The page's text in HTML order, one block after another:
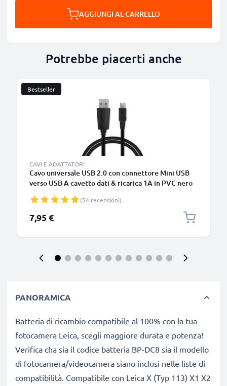
AGGIUNGI AL CARRELLO
Potrebbe piacerti anche
Bestseller
CAVI E ADATTATORI
Cavo universale USB 2.0 con connettore Mini USB
verso USB A cavetto dati & ricarica 1A in PVC nero
(54 recensioni)
7,95 €
PANORAMICA
Batteria di ricambio compatibile al 100% con la tua
fotocamera Leica, scegli maggiore durata e potenza!
Verifica cha sia il codice batteria BP-DC8 sia il modello
di fotocamera/videocamera siano inclusi nelle liste di
compatibilità. Compatibile con Leica X (Typ 113) X1 X2